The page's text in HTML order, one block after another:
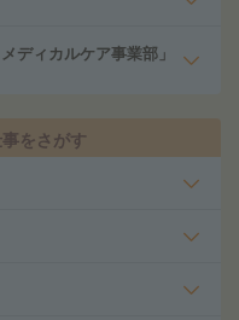
ディカルケア事業部」
をさがす